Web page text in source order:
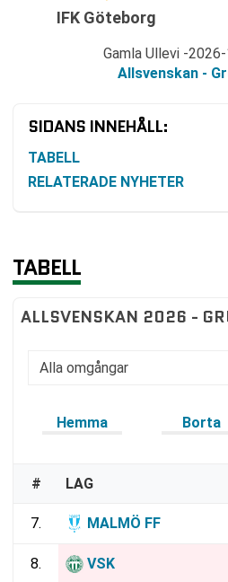
IFK Göteborg
Gamla Ullevi
Allsvenskan -
SIDANS INNEHÅLL:
TABELL
RELATERADE NYHETER
TABELL
ALLSVENSKAN 2026 -
Hemma Borta
# LAG
7. MALMÖ FF
8. VSK